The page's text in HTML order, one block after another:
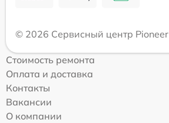
© 2026 Сервисный центр Pioneer
Стоимость ремонта
Оплата и доставка
Контакты
Вакансии
О компании